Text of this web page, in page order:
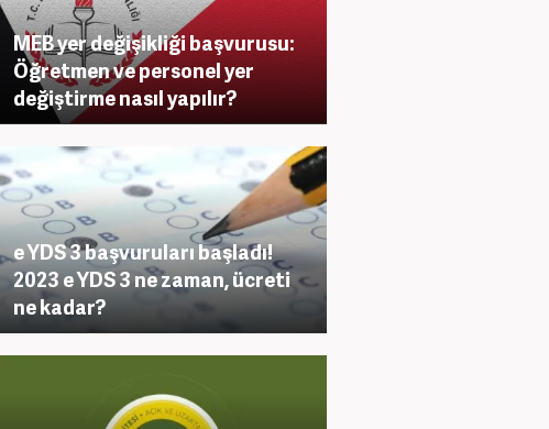
MEB yer değişikliği başvurusu:
Öğretmen ve personel yer
değiştirme nasıl yapılır?
e YDS 3 başvuruları başladı!
2023 e YDS 3 ne zaman, ücreti
ne kadar?